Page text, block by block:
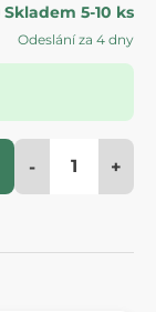
Skladem 5-10 ks
Odeslání za 4 dny
- +